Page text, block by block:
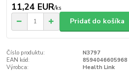
11,24 EUR/ks
Pridať do košíka
Číslo produktu:
N3797
EAN kód:
8594046605968
Výrobca:
Health Link